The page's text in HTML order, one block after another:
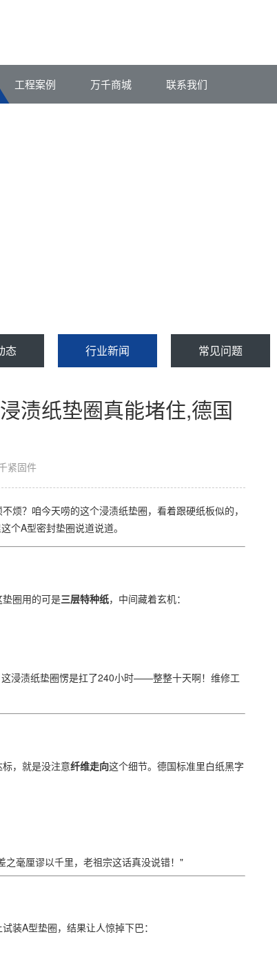
工程案例 万千商城 联系我们
态 行业新闻 常见问题
渍纸垫圈真能堵住,德国
紧固件
烦？咱今天唠的这个浸渍纸垫圈，看着跟硬纸板似的，
A型密封垫圈说道说道。
圈用的可是​​三层特种纸​​，中间藏着玄机：
浸渍纸垫圈愣是扛了240小时——整整十天啊！维修工
，就是没注意​​纤维走向​​这个细节。德国标准里白纸黑字
毫厘谬以千里，老祖宗这话真没说错！"
装A型垫圈，结果让人惊掉下巴：